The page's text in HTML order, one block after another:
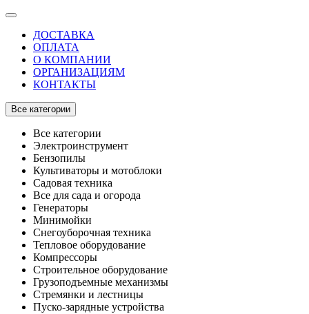
ДОСТАВКА
ОПЛАТА
О КОМПАНИИ
ОРГАНИЗАЦИЯМ
КОНТАКТЫ
Все категории
Все категории
Электроинструмент
Бензопилы
Культиваторы и мотоблоки
Садовая техника
Все для сада и огорода
Генераторы
Минимойки
Снегоуборочная техника
Тепловое оборудование
Компрессоры
Строительное оборудование
Грузоподъемные механизмы
Стремянки и лестницы
Пуско-зарядные устройства